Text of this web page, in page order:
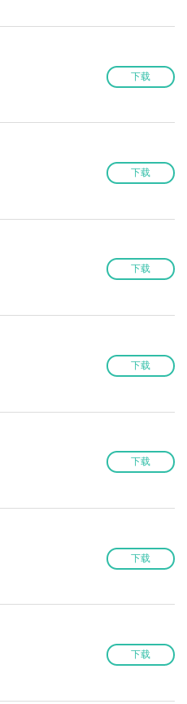
下载
下载
下载
下载
下载
下载
下载